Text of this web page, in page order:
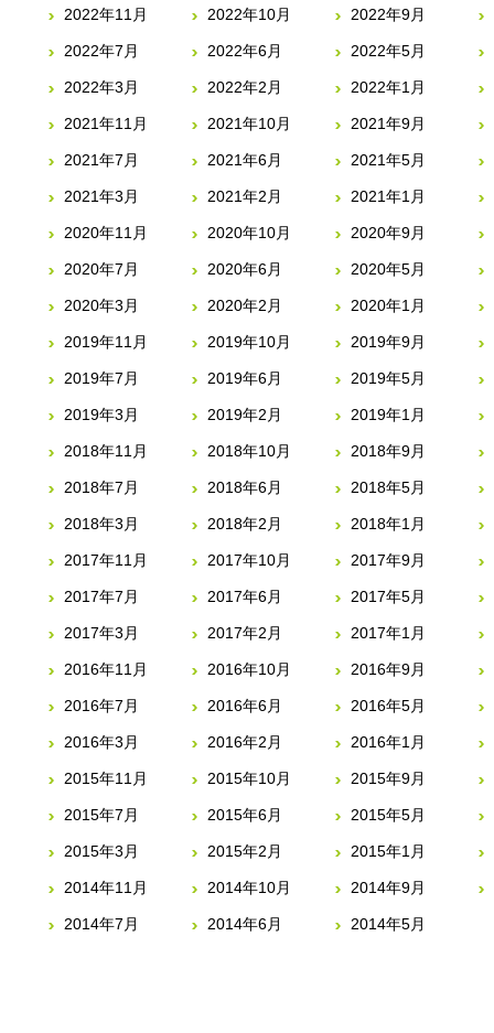
2022年11月 2022年10月 2022年9月
2022年7月 2022年6月 2022年5月
2022年3月 2022年2月 2022年1月
2021年11月 2021年10月 2021年9月
2021年7月 2021年6月 2021年5月
2021年3月 2021年2月 2021年1月
2020年11月 2020年10月 2020年9月
2020年7月 2020年6月 2020年5月
2020年3月 2020年2月 2020年1月
2019年11月 2019年10月 2019年9月
2019年7月 2019年6月 2019年5月
2019年3月 2019年2月 2019年1月
2018年11月 2018年10月 2018年9月
2018年7月 2018年6月 2018年5月
2018年3月 2018年2月 2018年1月
2017年11月 2017年10月 2017年9月
2017年7月 2017年6月 2017年5月
2017年3月 2017年2月 2017年1月
2016年11月 2016年10月 2016年9月
2016年7月 2016年6月 2016年5月
2016年3月 2016年2月 2016年1月
2015年11月 2015年10月 2015年9月
2015年7月 2015年6月 2015年5月
2015年3月 2015年2月 2015年1月
2014年11月 2014年10月 2014年9月
2014年7月 2014年6月 2014年5月